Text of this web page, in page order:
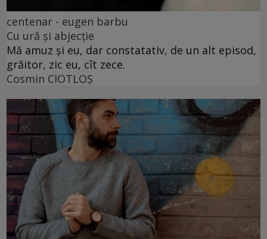
centenar - eugen barbu
Cu ură și abjecție
Mă amuz și eu, dar constatativ, de un alt episod,
grăitor, zic eu, cît zece.
Cosmin CIOTLOŞ